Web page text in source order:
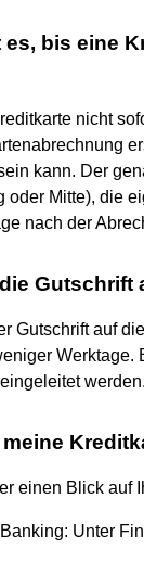
es, bis eine
nicht
kann. Der
oder Mitte), die
nach der
Gutschrift
Gutschrift auf
Werktage.
werden.
einen Blick auf
Unter